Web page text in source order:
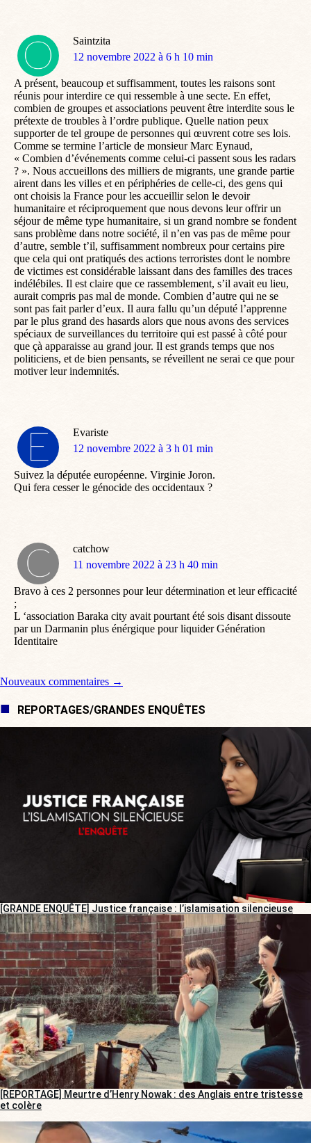
Saintzita
dit
12 novembre 2022 à 6 h 10 min
A présent, beaucoup et suffisamment, toutes les raisons sont
réunis pour interdire ce qui ressemble à une secte. En effet,
combien de groupes et associations peuvent être interdite sous le
prétexte de troubles à l’ordre publique. Quelle nation peux
supporter de tel groupe de personnes qui œuvrent cotre ses lois.
Comme se termine l’article de monsieur Marc Eynaud,
« Combien d’événements comme celui-ci passent sous les radars
? ». Nous accueillons des milliers de migrants, une grande partie
airent dans les villes et en périphéries de celle-ci, des gens qui
ont choisis la France pour les accueillir selon le devoir
humanitaire et réciproquement que nous devons leur offrir un
séjour de même type humanitaire, si un grand nombre se fondent
sans problème dans notre société, il n’en vas pas de même pour
d’autre, semble t’il, suffisamment nombreux pour certains pire
que cela qui ont pratiqués des actions terroristes dont le nombre
de victimes est considérable laissant dans des familles des traces
indélébiles. Il est claire que ce rassemblement, s’il avait eu lieu,
aurait compris pas mal de monde. Combien d’autre qui ne se
sont pas fait parler d’eux. Il aura fallu qu’un député l’apprenne
par le plus grand des hasards alors que nous avons des services
spéciaux de surveillances du territoire qui est passé à côté pour
que çà apparaisse au grand jour. Il est grands temps que nos
politiciens, et de bien pensants, se réveillent ne serai ce que pour
motiver leur indemnités.
Evariste
dit
12 novembre 2022 à 3 h 01 min
Suivez la députée européenne. Virginie Joron.
Qui fera cesser le génocide des occidentaux ?
catchow
dit
11 novembre 2022 à 23 h 40 min
Bravo à ces 2 personnes pour leur détermination et leur efficacité
;
L ‘association Baraka city avait pourtant été sois disant dissoute
par un Darmanin plus énérgique pour liquider Génération
Identitaire
Navigation de commentaire
Nouveaux commentaires →
REPORTAGES/GRANDES ENQUÊTES
[GRANDE ENQUÊTE] Justice française : l’islamisation silencieuse
[REPORTAGE] Meurtre d’Henry Nowak : des Anglais entre tristesse
et colère